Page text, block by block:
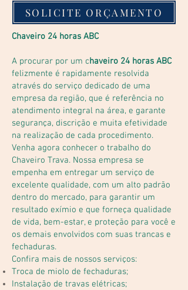
SOLICITE ORÇAMENTO
Chaveiro 24 horas ABC
A procurar por um chaveiro 24 horas ABC
felizmente é rapidamente resolvida
através do serviço dedicado de uma
empresa da região, que é referência no
atendimento integral na área, e garante
segurança, discrição e muita efetividade
na realização de cada procedimento.
Venha agora conhecer o trabalho do
Chaveiro Trava. Nossa empresa se
empenha em entregar um serviço de
excelente qualidade, com um alto padrão
dentro do mercado, para garantir um
resultado exímio e que forneça qualidade
de vida, bem-estar, e proteção para você e
os demais envolvidos com suas trancas e
fechaduras.
Confira mais de nossos serviços:
Troca de miolo de fechaduras;
Instalação de travas elétricas;